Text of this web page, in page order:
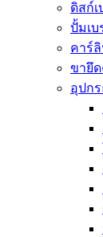
ดิสก์เ
ปั้มเบ
คาร์ลิ
ขายึด
อุปก